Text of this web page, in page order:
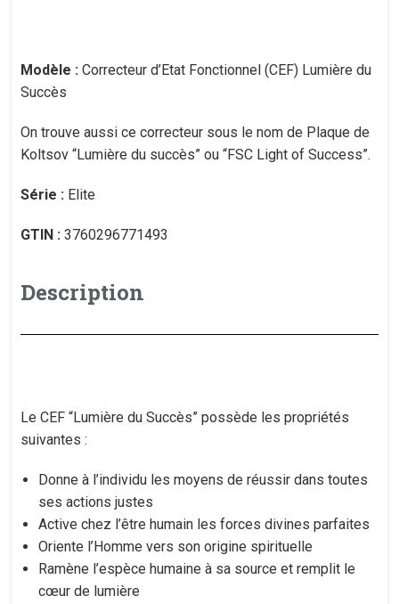
Modèle : Correcteur d’Etat Fonctionnel (CEF) Lumière du
Succès
On trouve aussi ce correcteur sous le nom de Plaque de
Koltsov “Lumière du succès” ou “FSC Light of Success”.
Série : Elite
GTIN : 3760296771493
Description
Le CEF “Lumière du Succès” possède les propriétés
suivantes :
Donne à l’individu les moyens de réussir dans toutes
ses actions justes
Active chez l’être humain les forces divines parfaites
Oriente l’Homme vers son origine spirituelle
Ramène l’espèce humaine à sa source et remplit le
cœur de lumière